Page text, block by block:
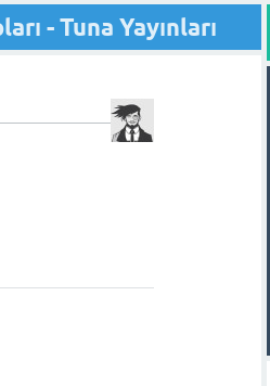
- Tuna Yayınları